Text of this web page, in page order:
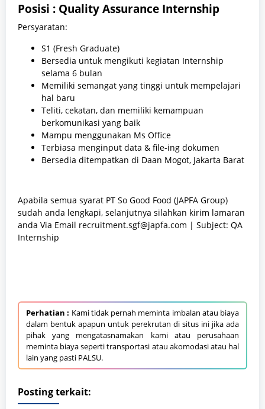
Posisi : Quality Assurance Internship
Persyaratan:
S1 (Fresh Graduate)
Bersedia untuk mengikuti kegiatan Internship
selama 6 bulan
Memiliki semangat yang tinggi untuk mempelajari
hal baru
Teliti, cekatan, dan memiliki kemampuan
berkomunikasi yang baik
Mampu menggunakan Ms Office
Terbiasa menginput data & file-ing dokumen
Bersedia ditempatkan di Daan Mogot, Jakarta Barat
Apabila semua syarat PT So Good Food (JAPFA Group)
sudah anda lengkapi, selanjutnya silahkan kirim lamaran
anda Via Email recruitment.sgf@japfa.com | Subject: QA
Internship
Perhatian : Kami tidak pernah meminta imbalan atau biaya
dalam bentuk apapun untuk perekrutan di situs ini jika ada
pihak yang mengatasnamakan kami atau perusahaan
meminta biaya seperti transportasi atau akomodasi atau hal
lain yang pasti PALSU.
Posting terkait: